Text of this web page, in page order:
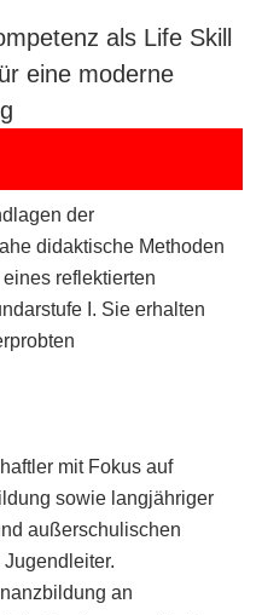
als Life Skill
eine moderne
der
didaktische Methoden
reflektierten
I. Sie erhalten
mit Fokus auf
sowie langjähriger
außerschulischen
an